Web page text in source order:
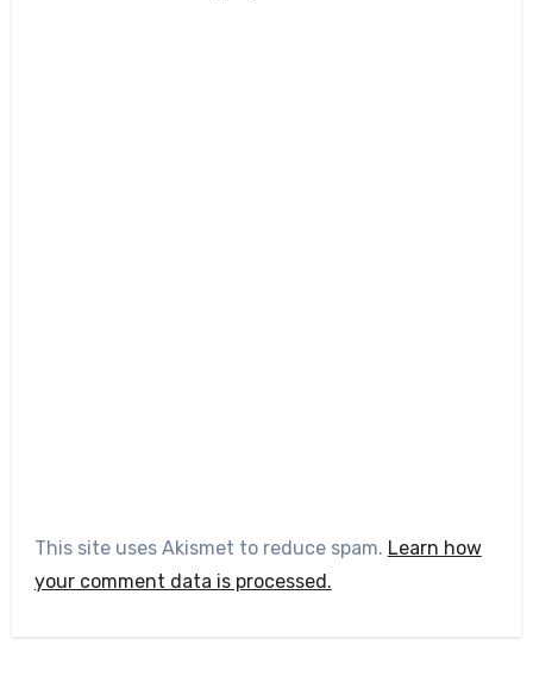
This site uses Akismet to reduce spam. Learn how
your comment data is processed.